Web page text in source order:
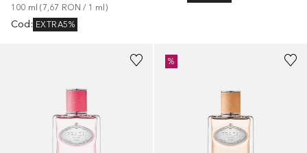
100 ml (7,67 RON / 1 ml )
Cod: EXTRA5%
%